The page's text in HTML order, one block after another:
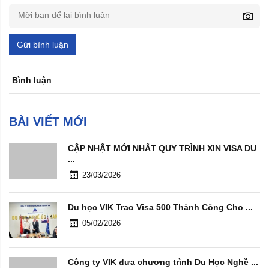
Gửi bình luận
Bình luận
BÀI VIẾT MỚI
CẬP NHẬT MỚI NHẤT QUY TRÌNH XIN VISA DU
...
23/03/2026
Du học VIK Trao Visa 500 Thành Công Cho ...
05/02/2026
Công ty VIK đưa chương trình Du Học Nghề ...